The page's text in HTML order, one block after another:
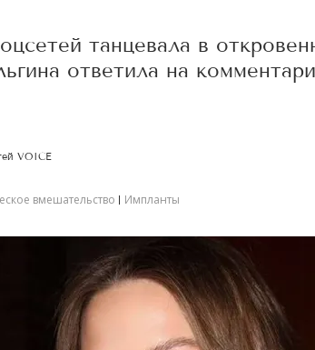
танцевала в
ответила на
VOICE
вмешательство Импланты